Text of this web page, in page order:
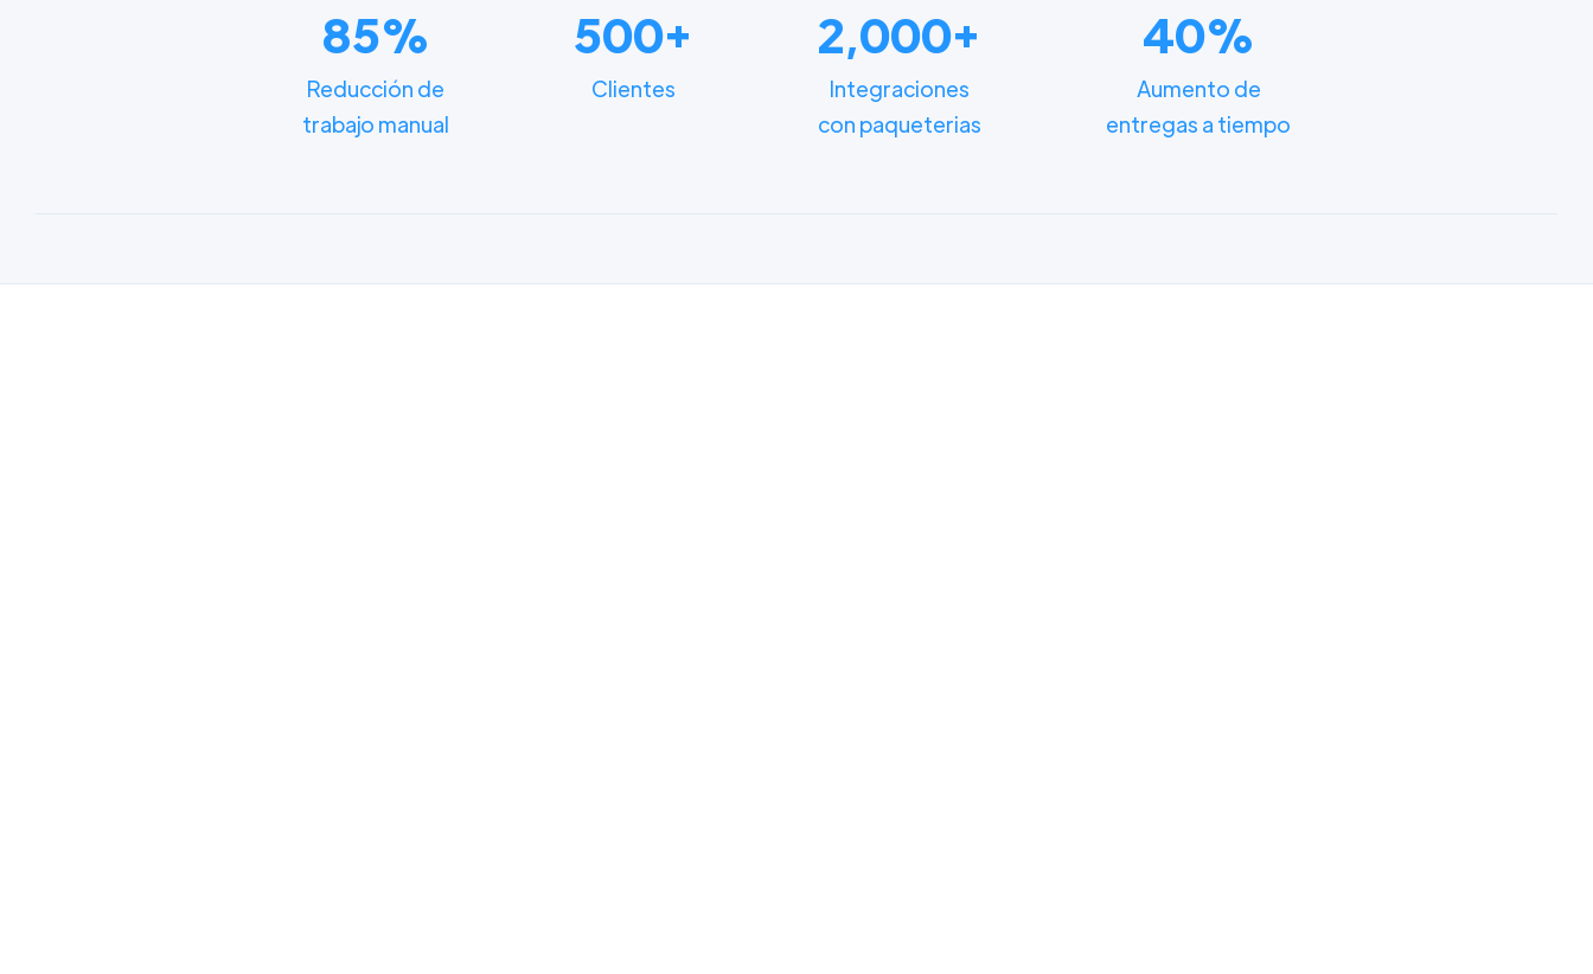
85%
Reducción de
trabajo manual
500+
Clientes
2,000+
Integraciones
con paqueterias
40%
Aumento de
entregas a tiempo